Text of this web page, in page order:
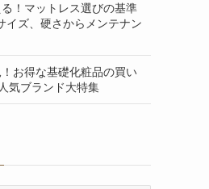
！マットレス選びの基準
イズ、硬さからメンテナン
お得な基礎化粧品の買い
気ブランド大特集